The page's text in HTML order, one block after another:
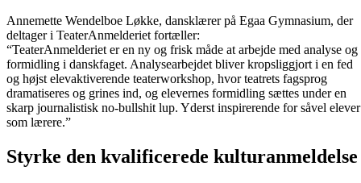
Annemette Wendelboe Løkke, dansklærer på Egaa Gymnasium, der
deltager i TeaterAnmelderiet fortæller:
“TeaterAnmelderiet er en ny og frisk måde at arbejde med analyse og
formidling i danskfaget. Analysearbejdet bliver kropsliggjort i en fed
og højst elevaktiverende teaterworkshop, hvor teatrets fagsprog
dramatiseres og grines ind, og elevernes formidling sættes under en
skarp journalistisk no-bullshit lup. Yderst inspirerende for såvel elever
som lærere.”
Styrke den kvalificerede kulturanmeldelse